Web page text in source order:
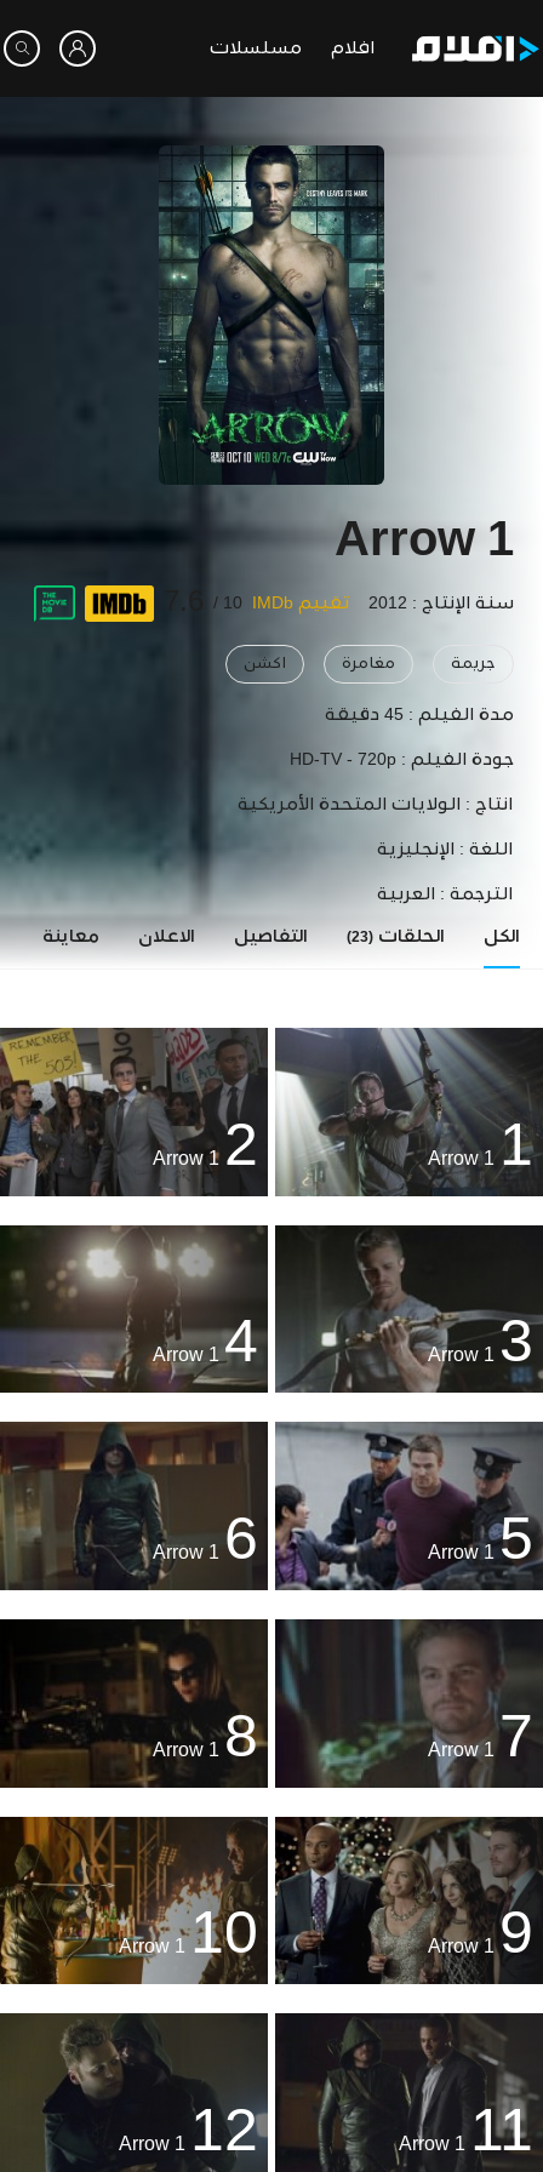
افلام مسلسلات
Arrow 1
سنة الإنتاج : 2012 تقييم IMDb 10 /
جريمة مغامرة اكشن
مدة الفيلم : 45 دقيقة
جودة الفيلم : HD-TV - 720p
انتاج : الولايات المتحدة الأمريكية
اللغة : الإنجليزية
الترجمة : العربية
الكل الحلقات (23) التفاصيل الاعلان معاينة
1
2
3
4
Arrow 1
5
6
7
8
9
Arrow 1
10
11
12